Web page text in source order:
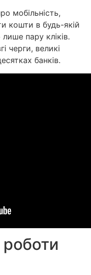
мобільність,
кошти в будь-якій
пару кліків.
черги, великі
банків.